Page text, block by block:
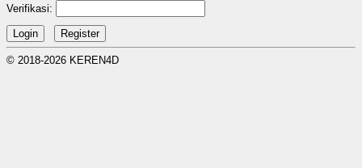
Verifikasi:
© 2018-2026 KEREN4D